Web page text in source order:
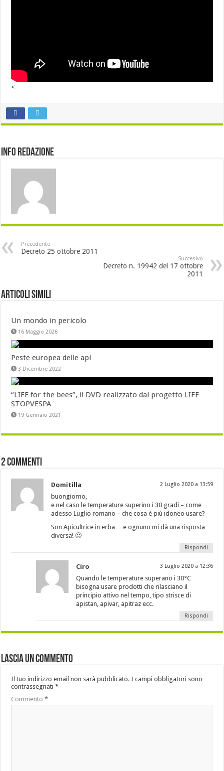
<
Info Redazione
Precedente
Decreto 25 ottobre 2011
Succesivo
Decreto n. 19942 del 17 ottobre
2011
Articoli Simili
Un mondo in pericolo
16 Maggio 2026
Peste europea delle api
3 Dicembre 2022
“LIFE for the bees”, il DVD realizzato dal progetto LIFE
STOPVESPA
19 Gennaio 2021
2 Commenti
Domitilla 2 Luglio 2020 a 13:59
buongiorno,
e nel caso le temperature superino i 30 gradi – come
adesso Luglio romano – che cosa è più idoneo usare?
Son Apicultrice in erba… e ognuno mi dà una risposta
diversa! 🙂
Rispondi
Ciro 3 Luglio 2020 a 12:36
Quando le temperature superano i 30°C
bisogna usare prodotti che rilasciano il
principio attivo nel tempo, tipo strisce di
apistan, apivar, apitraz ecc.
Rispondi
Lascia un commento
Il tuo indirizzo email non sarà pubblicato. I campi obbligatori sono
contrassegnati*
Commento*